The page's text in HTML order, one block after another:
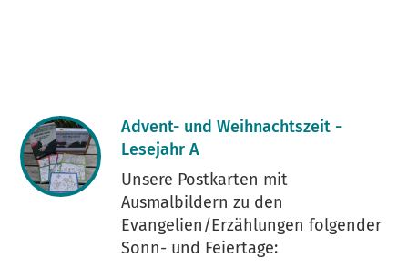
Advent- und Weihnachtszeit -
Lesejahr A
Unsere Postkarten mit
Ausmalbildern zu den
Evangelien/Erzählungen folgender
Sonn- und Feiertage: